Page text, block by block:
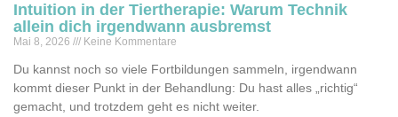
Intuition in der Tiertherapie: Warum Technik
allein dich irgendwann ausbremst
Mai 8, 2026 Keine Kommentare
Du kannst noch so viele Fortbildungen sammeln, irgendwann
kommt dieser Punkt in der Behandlung: Du hast alles „richtig“
gemacht, und trotzdem geht es nicht weiter.